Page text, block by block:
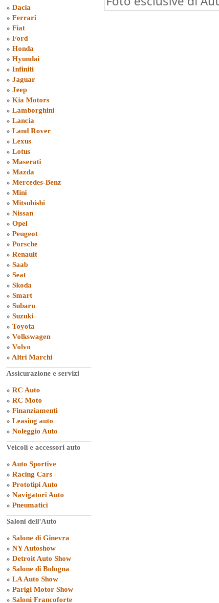
» Dacia
» Ferrari
» Fiat
» Ford
» Honda
» Hyundai
» Infiniti
» Jaguar
» Jeep
» Kia Motors
» Lamborghini
» Lancia
» Land Rover
» Lexus
» Lotus
» Maserati
» Mazda
» Mercedes-Benz
» Mini
» Mitsubishi
» Nissan
» Opel
» Peugeot
» Porsche
» Renault
» Saab
» Seat
» Skoda
» Smart
» Subaru
» Suzuki
» Toyota
» Volkswagen
» Volvo
» Altri Marchi
Assicurazione e servizi
» RC Auto
» RC Moto
» Finanziamenti
» Leasing auto
» Noleggio Auto
Veicoli e accessori auto
» Auto Sportive
» Racing Cars
» Prototipi Auto
» Navigatori Auto
» Pneumatici
Saloni dell'Auto
» Salone di Ginevra
» NY Autoshow
» Detroit Auto Show
» Salone di Bologna
» LA Auto Show
» Parigi Motor Show
» Saloni Francoforte